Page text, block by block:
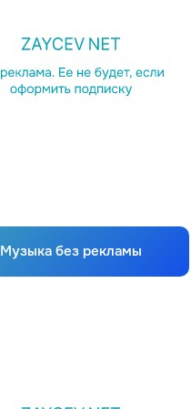
Музыка без рекламы